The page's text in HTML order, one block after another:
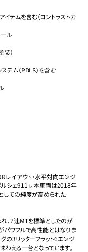
テムを含む（コントラストカ
ル
）
テム（PDLS）を含む
レイアウト・水平対向エンジ
シェ911」。本車両は2018年
しての純度が高められた
、7速MTを標準としたのが
パワフルで高性能とはなりま
の3リッターフラット6エンジ
える一台となっています。